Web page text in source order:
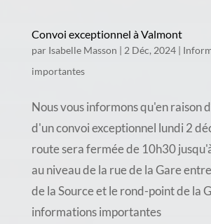
Convoi exceptionnel à Valmont
par Isabelle Masson | 2 Déc, 2024|
importantes
Nous vous informons qu'en raison
d'un convoi exceptionnel lundi 2
route sera fermée de 10h30
au niveau de la rue de la Gare
de la Source et le rond-point de la
informations importantes